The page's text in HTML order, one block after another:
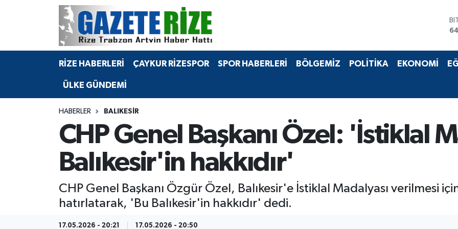
RİZE HABERLERİ ÇAYKUR RİZESPOR SPOR HABERLERİ BÖLGEMİZ POLİTİKA EKONOMİ
ÜLKE GÜNDEMİ
HABERLER BALIKESIR
CHP Genel Başkanı Özel: 'İstiklal
Balıkesir'in hakkıdır'
CHP Genel Başkanı Özgür Özel, Balıkesir'e İstiklal Madalyası verilmesi
hatırlatarak, 'Bu Balıkesir'in hakkıdır' dedi.
17.05.2026 - 20:21 17.05.2026 - 20:50
BÖLGEMİZ
Bilim Teknoloji
Advertising news
Canlı Maç
Merkez Nöbetçi Eczaneler
Merkez Hava Durumu
Merkez Trafik Yoğunluk Haritası
Tüm Manşetler
Son Dakika Haberleri
Haber Arşivi